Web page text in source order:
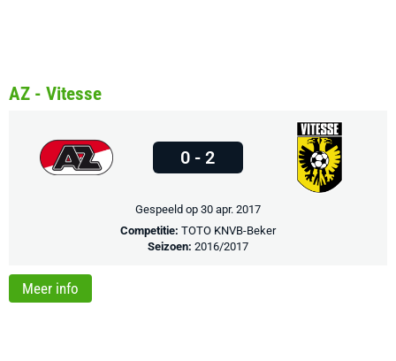
AZ - Vitesse
0 - 2
Gespeeld op 30 apr. 2017
Competitie: TOTO KNVB-Beker
Seizoen: 2016/2017
Meer info